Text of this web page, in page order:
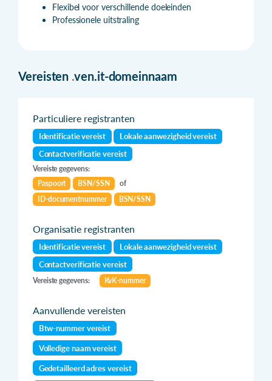
Flexibel voor verschillende doeleinden
Professionele uitstraling
Vereisten .ven.it-domeinnaam
Particuliere registranten
Identificatie vereist
Lokale aanwezigheid vereist
Contactverificatie vereist
Vereiste gegevens:
Paspoort
BSN/SSN
of
ID-documentnummer
BSN/SSN
Organisatie registranten
Identificatie vereist
Lokale aanwezigheid vereist
Contactverificatie vereist
Vereiste gegevens: KvK-nummer
Aanvullende vereisten
Btw-nummer vereist
Volledige naam vereist
Gedetailleerd adres vereist